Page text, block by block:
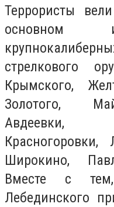
Террористы
основном
стрелкового
Крымского,
Золотого,
Авдеевки,
Красногоровки,
Широкино,
Вместе с
Лебединского